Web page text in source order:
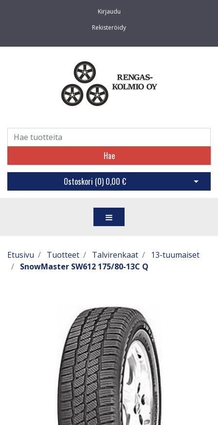
Kirjaudu
Rekisteröidy
Hae
Ostoskori (0) 0,00 € Avaa
Etusivu Tuotteet Talvirenkaat
13-tuumaiset
SnowMaster SW612 175/80-13C Q